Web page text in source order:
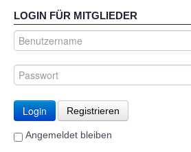
LOGIN FÜR MITGLIEDER
Login Registrieren
Angemeldet bleiben